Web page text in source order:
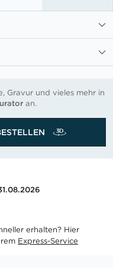
Gravur und vieles mehr in
an.
erhalten? Hier
Express-Service